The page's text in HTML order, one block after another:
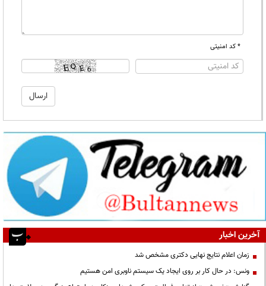
* کد امنیتی
آخرین اخبار
زمان اعلام نتایج نهایی دکتری مشخص شد
ونس: در حال کار بر روی ایجاد یک سیستم ناوبری امن هستیم